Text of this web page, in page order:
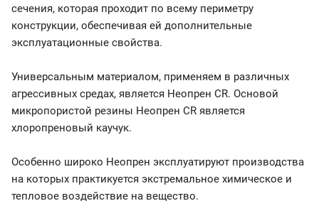
сечения, которая проходит по всему периметру
конструкции, обеспечивая ей дополнительные
эксплуатационные свойства.
Универсальным материалом, применяем в различных
агрессивных средах, является Неопрен CR. Основой
микропористой резины Неопрен CR является
хлоропреновый каучук.
Особенно широко Неопрен эксплуатируют производства
на которых практикуется экстремальное химическое и
тепловое воздействие на вещество.